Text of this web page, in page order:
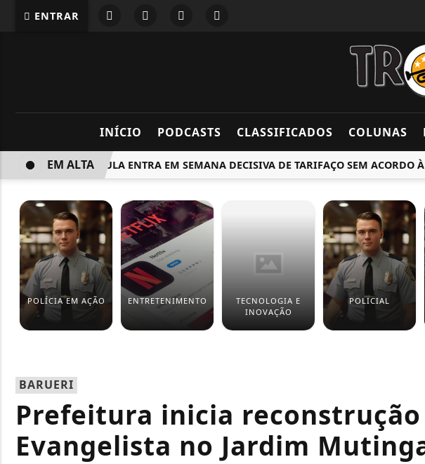
ENTRAR
INÍCIO PODCASTS CLASSIFICADOS COLUNAS
GOVERNO LULA ENTRA EM SEMANA DECISIVA DE TARIFAÇO SEM ACORDO À
EM ALTA
POLÍCIA EM AÇÃO ENTRETENIMENTO
TECNOLOGIA E
INOVAÇÃO
POLICIAL
BARUERI
Prefeitura inicia reconstrução
Evangelista no Jardim